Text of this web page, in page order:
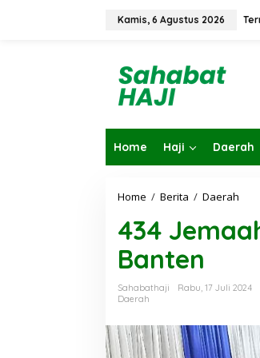
Kamis, 6 Agustus 2026
Home Haji Daerah
Home / Berita / Daerah
4
J
a
H
a
j
434
Banten
Sahabathaji
Rabu, 17 Juli 2024
Daerah